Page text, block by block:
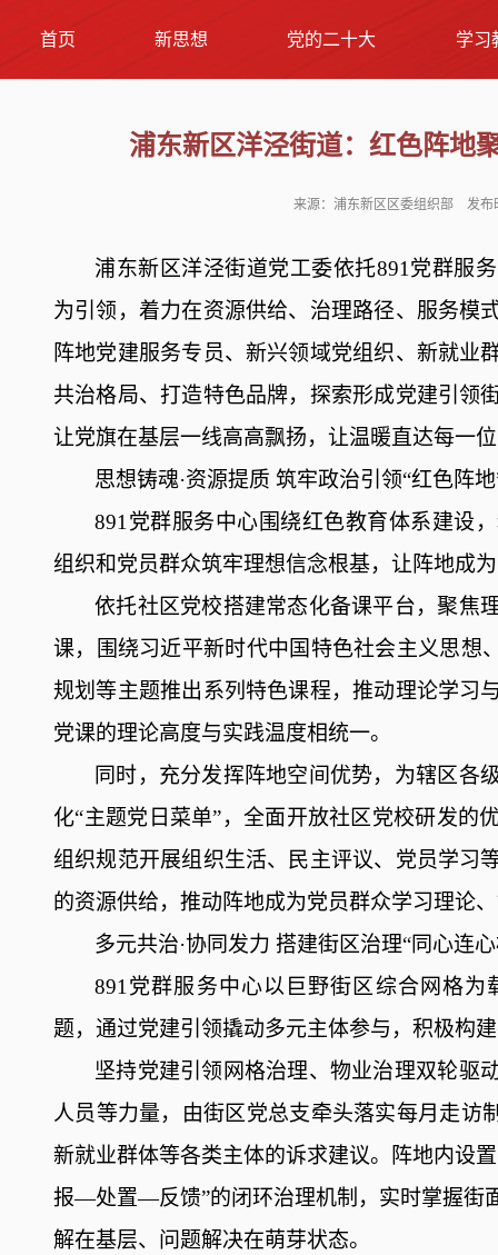
首页 新思想 党的二十大 学习
浦东新区洋泾街道：红色阵地
来源：浦东新区区委组织部 发布
浦东新区洋泾街道党工委依托891党群服
为引领，着力在资源供给、治理路径、服务模
阵地党建服务专员、新兴领域党组织、新就业
共治格局、打造特色品牌，探索形成党建引领
让党旗在基层一线高高飘扬，让温暖直达每一
思想铸魂·资源提质 筑牢政治引领“红色阵地
891党群服务中心围绕红色教育体系建设
组织和党员群众筑牢理想信念根基，让阵地成
依托社区党校搭建常态化备课平台，聚焦
课，围绕习近平新时代中国特色社会主义思想
规划等主题推出系列特色课程，推动理论学习
党课的理论高度与实践温度相统一。
同时，充分发挥阵地空间优势，为辖区各
化“主题党日菜单”，全面开放社区党校研发的
组织规范开展组织生活、民主评议、党员学习
的资源供给，推动阵地成为党员群众学习理论
多元共治·协同发力 搭建街区治理“同心连
891党群服务中心以巨野街区综合网格
题，通过党建引领撬动多元主体参与，积极构
坚持党建引领网格治理、物业治理双轮驱
人员等力量，由街区党总支牵头落实每月走访
新就业群体等各类主体的诉求建议。阵地内设
报—处置—反馈”的闭环治理机制，实时掌握街
解在基层、问题解决在萌芽状态。